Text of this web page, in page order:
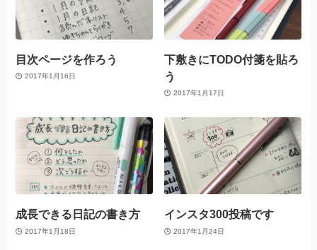
目次ページを作ろう
2017年1月16日
下敷きにTODO付箋を貼ろ
う
2017年1月17日
成長できる日記の書き方
2017年1月18日
インスタ300投稿です
2017年1月24日